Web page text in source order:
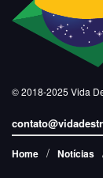
© 2018-2025 Vida
Home Notícias